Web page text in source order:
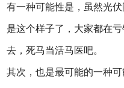
有一种可能性是，虽然光
是这个样子了，大家都在
去，死马当活马医吧。
其次，也是最可能的一种